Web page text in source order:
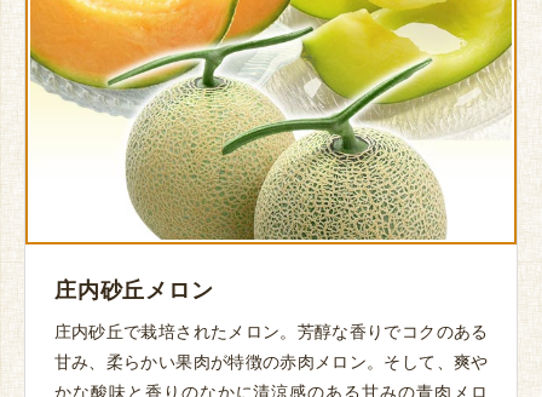
庄内砂丘メロン
庄内砂丘で栽培されたメロン。芳醇な香りでコクのある
甘み、柔らかい果肉が特徴の赤肉メロン。そして、爽や
かな酸味と香りのなかに清涼感のある甘みの青肉メロ